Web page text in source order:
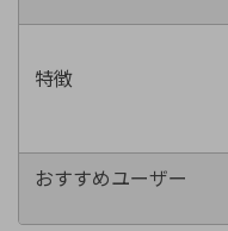
特徴
おすすめユーザー